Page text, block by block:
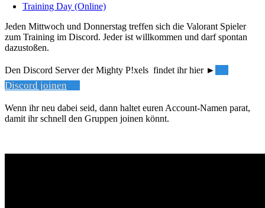
Training Day (Online)
Jeden Mittwoch und Donnerstag treffen sich die Valorant Spieler
zum Training im Discord. Jeder ist willkommen und darf spontan
dazustoßen.
Den Discord Server der Mighty P!xels findet ihr hier ►
Discord joinen
Wenn ihr neu dabei seid, dann haltet euren Account-Namen parat,
damit ihr schnell den Gruppen joinen könnt.